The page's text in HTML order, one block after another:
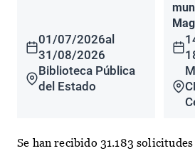
01/07/2026al
31/08/2026
Biblioteca Pública
del Estado
Se han recibido 31.183